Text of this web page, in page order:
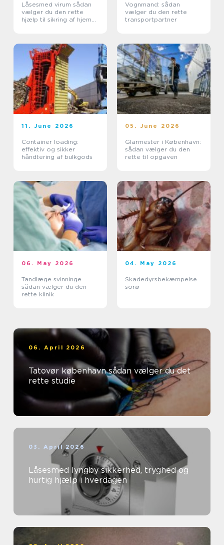
Låsesmed virum sådan
vælger du den rette
hjælp til sikring af hjem
Vognmand: sådan
vælger du den rette
transportpartner
11. June 2026
Container loading:
effektiv og sikker
håndtering af bulkgods
05. June 2026
Glarmester i København:
sådan vælger du den
rette til opgaven
06. May 2026
Tandlæge svinninge
sådan vælger du den
rette klinik
04. May 2026
Skadedyrsbekæmpelse
sorø
06. April 2026
Tatovør københavn sådan vælger du det
rette studie
03. April 2026
Låsesmed lyngby sikkerhed, tryghed og
hurtig hjælp i hverdagen